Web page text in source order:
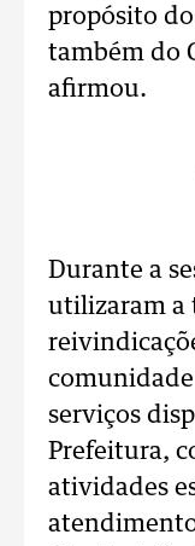
propósito do
também do
afirmou.
Durante a
utilizaram a
comunidade
serviços
Prefeitura,
atividades